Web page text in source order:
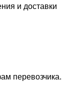
и доставки
перевозчика.